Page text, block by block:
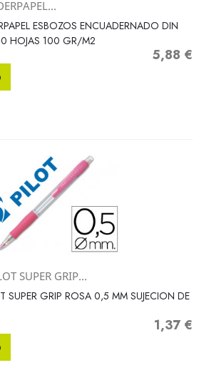
ESBOZOS ENCUADERNADO DIN
HOJAS 100 GR/M2
Precio
5,88 €
SUPER GRIP...
SUPER GRIP ROSA 0,5 MM SUJECION DE
Precio
1,37 €